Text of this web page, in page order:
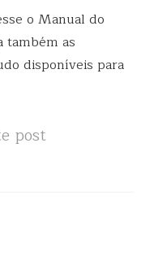
o Manual do
também as
disponíveis para
post